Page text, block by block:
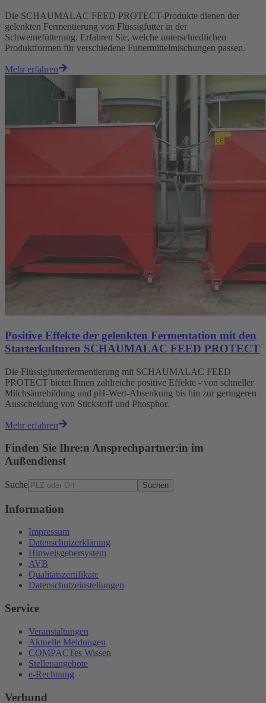
Die SCHAUMALAC FEED PROTECT-Produkte dienen der
gelenkten Fermentierung von Flüssigfutter in der
Schweinefütterung. Erfahren Sie, welche unterschiedlichen
Produktformen für verschiedene Futtermittelmischungen passen.
Mehr erfahren
Positive Effekte der gelenkten Fermentation mit den
Starterkulturen SCHAUMALAC FEED PROTECT
Die Flüssigfutterfermentierung mit SCHAUMALAC FEED
PROTECT bietet Ihnen zahlreiche positive Effekte - von schneller
Milchsäurebildung und pH-Wert-Absenkung bis hin zur geringeren
Ausscheidung von Stickstoff und Phosphor.
Mehr erfahren
Finden Sie Ihre:n Ansprechpartner:in im
Außendienst
Suche Suchen
Information
Impressum
Datenschutzerklärung
Hinweisgebersystem
AVB
Qualitätszertifikate
Datenschutzeinstellungen
Service
Veranstaltungen
Aktuelle Meldungen
COMPACTes Wissen
Stellenangebote
e-Rechnung
Verbund